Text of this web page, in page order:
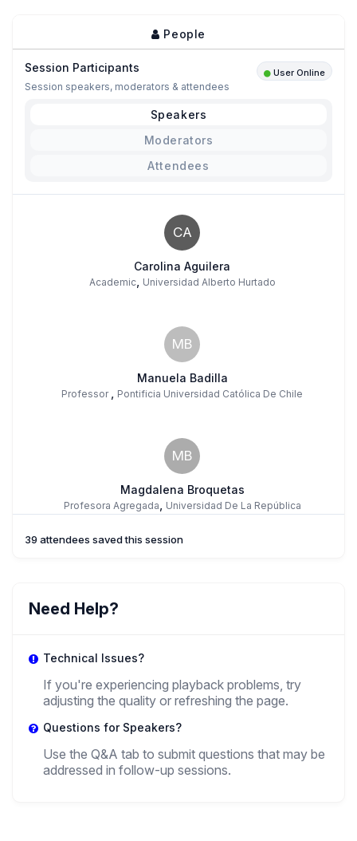
People
Session Participants User Online
Session speakers, moderators & attendees
Speakers
Moderators
Attendees
CA
Carolina Aguilera
Academic, Universidad Alberto Hurtado
MB
Manuela Badilla
Professor , Pontificia Universidad Católica De Chile
MB
Magdalena Broquetas
Profesora Agregada, Universidad De La República
Center of Human Rights. Alberto Hurtado University
39 attendees saved this session
Need Help?
Technical Issues?
If you're experiencing playback problems, try
adjusting the quality or refreshing the page.
Questions for Speakers?
Use the Q&A tab to submit questions that may be
addressed in follow-up sessions.